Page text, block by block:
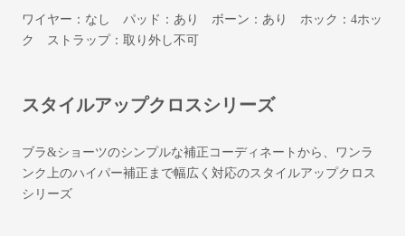
ワイヤー：なし パッド：あり ボーン：あり ホック：4ホッ
ク ストラップ：取り外し不可
スタイルアップクロスシリーズ
ブラ&ショーツのシンプルな補正コーディネートから、ワンラ
ンク上のハイパー補正まで幅広く対応のスタイルアップクロス
シリーズ